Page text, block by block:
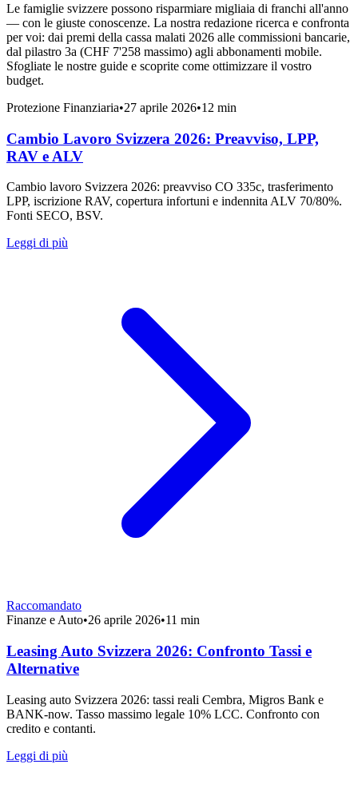
Le famiglie svizzere possono risparmiare migliaia di franchi all'anno
— con le giuste conoscenze. La nostra redazione ricerca e confronta
per voi: dai premi della cassa malati 2026 alle commissioni bancarie,
dal pilastro 3a (CHF 7'258 massimo) agli abbonamenti mobile.
Sfogliate le nostre guide e scoprite come ottimizzare il vostro
budget.
Protezione Finanziaria•27 aprile 2026•12 min
Cambio Lavoro Svizzera 2026: Preavviso, LPP,
RAV e ALV
Cambio lavoro Svizzera 2026: preavviso CO 335c, trasferimento
LPP, iscrizione RAV, copertura infortuni e indennita ALV 70/80%.
Fonti SECO, BSV.
Leggi di più
Raccomandato
Finanze e Auto•26 aprile 2026•11 min
Leasing Auto Svizzera 2026: Confronto Tassi e
Alternative
Leasing auto Svizzera 2026: tassi reali Cembra, Migros Bank e
BANK-now. Tasso massimo legale 10% LCC. Confronto con
credito e contanti.
Leggi di più